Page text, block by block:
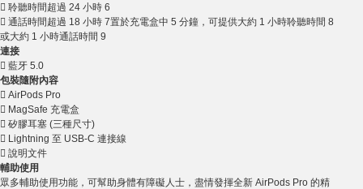
 聆聽時間超過 24 小時 6
 通話時間超過 18 小時 7置於充電盒中 5 分鐘，可提供大約 1 小時聆聽時間 8
或大約 1 小時通話時間 9
連接
 藍牙 5.0
包裝隨附內容
 AirPods Pro
 MagSafe 充電盒
 矽膠耳塞 (三種尺寸)
 Lightning 至 USB-C 連接線
 說明文件
輔助使用
眾多輔助使用功能，可幫助身體有障礙人士，盡情發揮全新 AirPods Pro 的精